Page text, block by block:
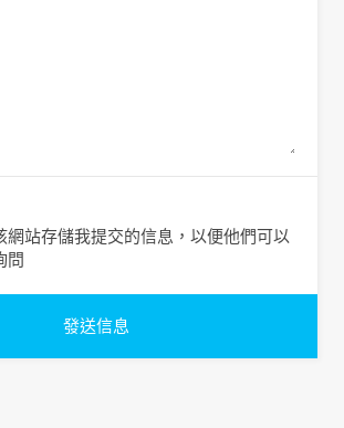
網站存儲我提交的信息，以便他們可以
問